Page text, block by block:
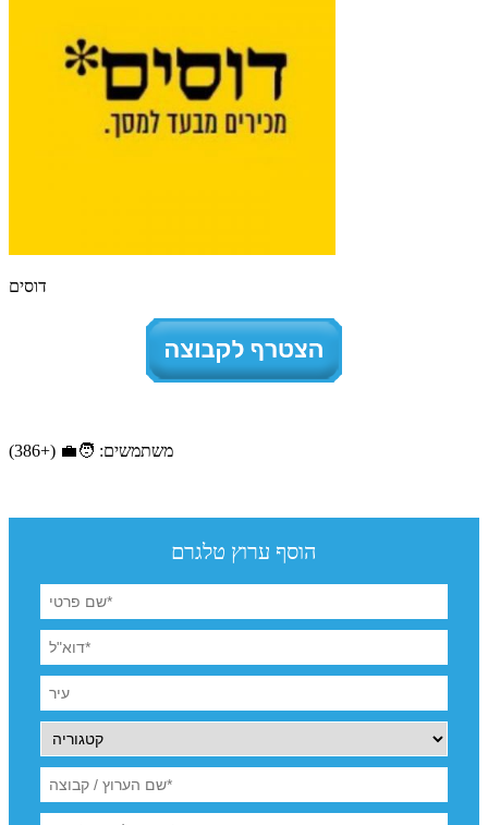
דוסים
משתמשים: 🧑‍💼 (+386)
הוסף ערוץ טלגרם